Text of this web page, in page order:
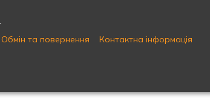
Обмін та повернення
Контактна інформація